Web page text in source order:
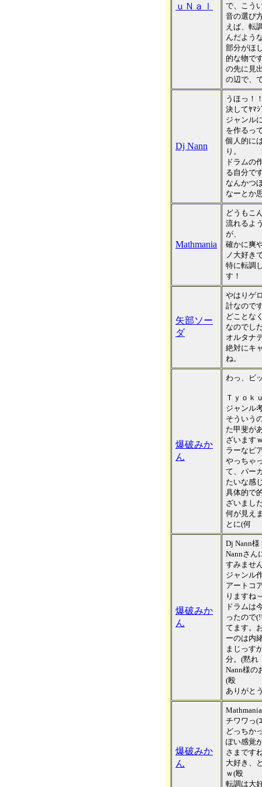
ｕＮａｌ
で、こう
音の選び
えば、転
んだよう
部分がほ
的な物で
の先に見
の辺で、
Dj Nann
うほっ！
決してﾔﾏ
ジャンル
を作るっ
個人的に
り。
ドラムの
る自分で
なんかつ
なーとか
Mathmania
どうもこ
流れるよ
が、
確かに爽
ノ大好き
特に転調
す！
矢部ソー
ダ
やはりゲ
計なので
どことな
なのでし
オルタナ
絶対にキ
ね。
爆破みか
ん
わっ、ビ
Ｔｙｏｋ
ジャンル
そういう
た甲斐が
ざいます
ラーなピ
やっちゃ
て、パー
たいな感
具体的で
ざいまし
何が見え
とに(何
爆破みか
ん
Dj Nann様
Nannさん
すみませ
ジャンル
アートコ
りますね
ドラムは
ったので
てます。
ーのは内
まじっす
分。(黙れ
Nann様の
(殴
ありがと
爆破みか
ん
チワワっ(
どっちか
ぽい感覚
さまです
大好き、
ｗ(殴
転調は大